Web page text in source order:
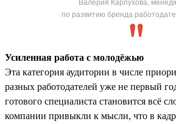
Валерия Карпухова,
по развитию бренда
Усиленная работа с молодёжью
Эта категория аудитории в числе
разных работодателей уже не первый
готового специалиста становится всё
компании привыкли к мысли, что в